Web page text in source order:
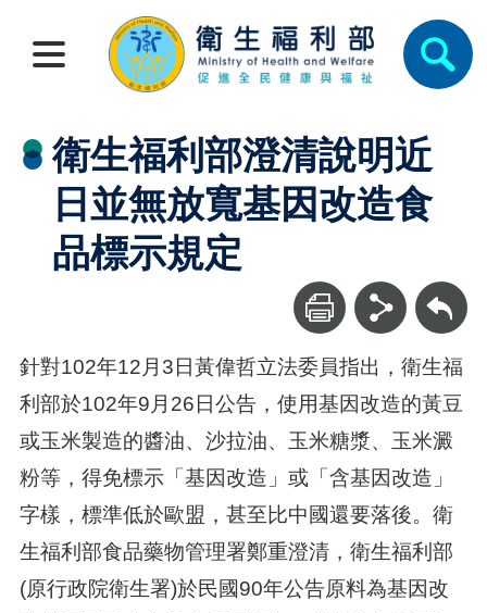
衛生福利部澄清說明近
日並無放寬基因改造食
品標示規定
回上一頁
針對102年12月3日黃偉哲立法委員指出，衛生福
利部於102年9月26日公告，使用基因改造的黃豆
或玉米製造的醬油、沙拉油、玉米糖漿、玉米澱
粉等，得免標示「基因改造」或「含基因改造」
字樣，標準低於歐盟，甚至比中國還要落後。衛
生福利部食品藥物管理署鄭重澄清，衛生福利部
(原行政院衛生署)於民國90年公告原料為基因改